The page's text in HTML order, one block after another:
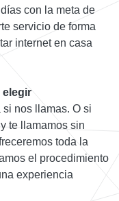
con la meta de
servicio de forma
internet en casa
elegir
nos llamas. O si
te llamamos sin
toda la
el procedimiento
experiencia